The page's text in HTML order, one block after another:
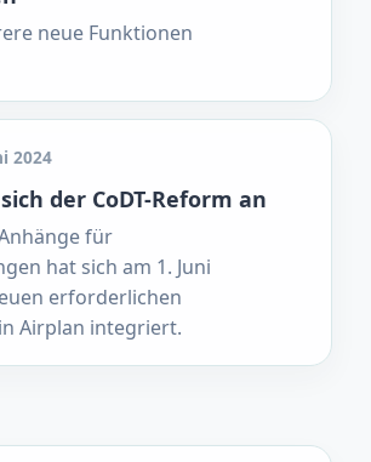
neue Funktionen
2024
der CoDT-Reform an
für
hat sich am 1. Juni
erforderlichen
Airplan integriert.